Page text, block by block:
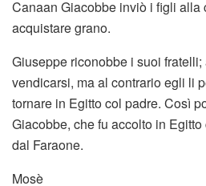
Canaan Giacobbe inviò i figli alla
acquistare grano.
Giuseppe riconobbe i suoi
vendicarsi, ma al contrario egli li
tornare in Egitto col padre. Così
Giacobbe, che fu accolto in
dal Faraone.
Mosè